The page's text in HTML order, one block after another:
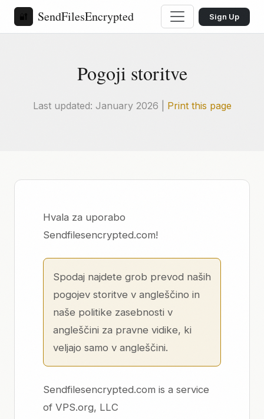
🔐 SendFilesEncrypted Sign Up
Pogoji storitve
Last updated: January 2026 | Print this page
Hvala za uporabo
Sendfilesencrypted.com!
Spodaj najdete grob prevod naših
pogojev storitve v angleščino in
naše politike zasebnosti v
angleščini za pravne vidike, ki
veljajo samo v angleščini.
Sendfilesencrypted.com is a service
of VPS.org, LLC